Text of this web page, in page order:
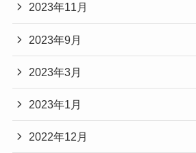
2023年11月
2023年9月
2023年3月
2023年1月
2022年12月